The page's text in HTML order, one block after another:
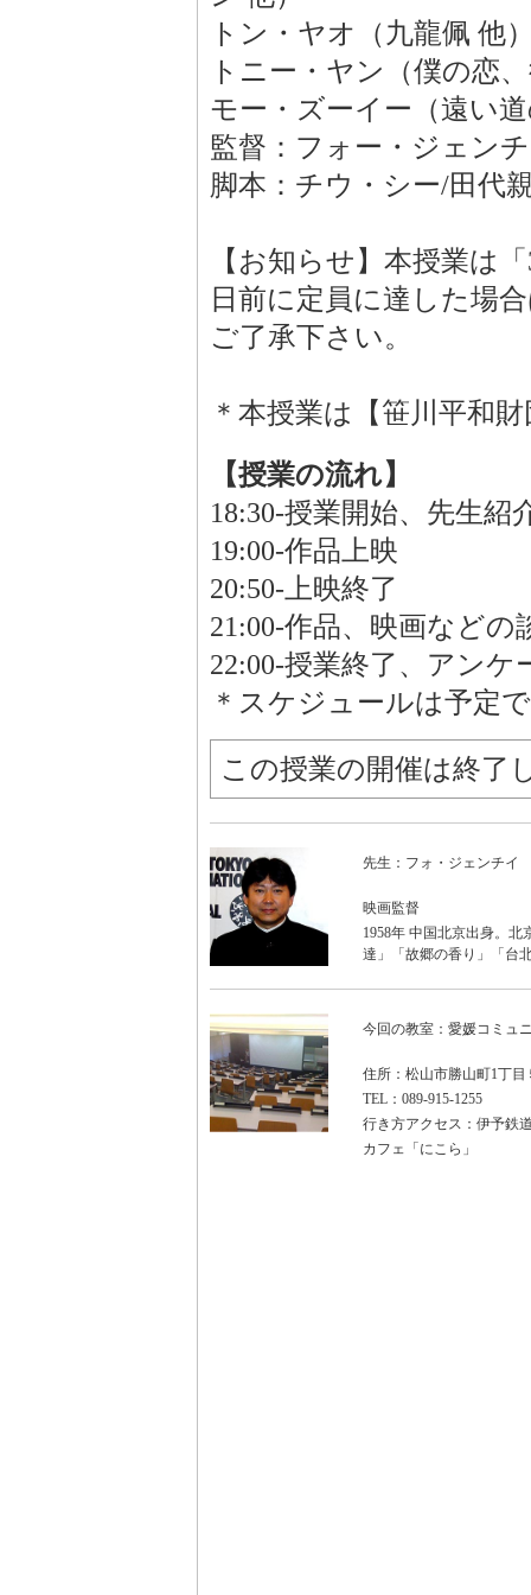
トン・ヤオ（九龍佩 他
トニー・ヤン（僕の恋
モー・ズーイー（遠い
監督：フォー・ジェン
脚本：チウ・シー/田代
【お知らせ】本授業は
日前に定員に達した場
ご了承下さい。
＊本授業は【笹川平和
【授業の流れ】
18:30-授業開始、先生紹
19:00-作品上映
20:50-上映終了
21:00-作品、映画などの
22:00-授業終了、アンケ
＊スケジュールは予定
この授業の開催は終了
先生：フォ・ジェンチイ
映画監督
1958年 中国北京出身。
達」「故郷の香り」「台
今回の教室：愛媛コミュ
住所：松山市勝山町1丁目
TEL：089-915-1255
行き方アクセス：伊予鉄
カフェ「にこら」